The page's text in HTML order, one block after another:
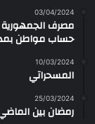
03/04/2024
مصرف الجمهورية
حساب مواطن
10/03/2024
المسحراتي
25/03/2024
رمضان بين